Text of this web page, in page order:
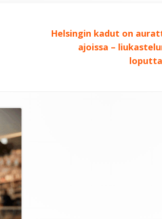
Seuraava:
Helsingin kadut on
ajoissa –